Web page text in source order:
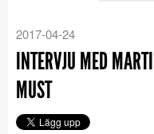
2017-04-24
INTERVJU MED
MUST